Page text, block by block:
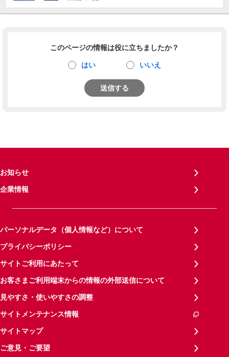
このページの情報は役に立ちましたか？
はい いいえ
送信する
お知らせ
企業情報
パーソナルデータ（個人情報など）について
プライバシーポリシー
サイトご利用にあたって
お客さまご利用端末からの情報の外部送信について
見やすさ・使いやすさの調整
サイトメンテナンス情報
サイトマップ
ご意見・ご要望